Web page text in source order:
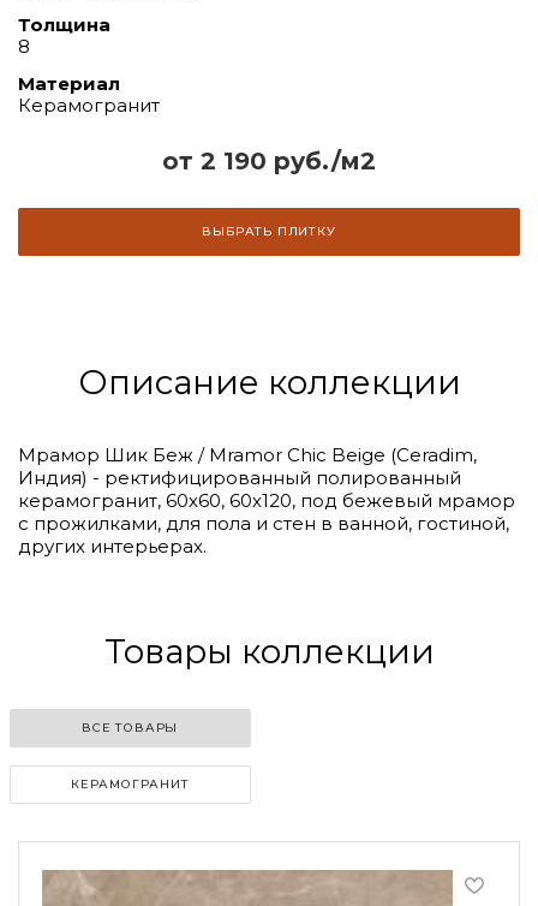
от 2 190 руб./м2
ВЫБРАТЬ ПЛИТКУ
Толщина
8
Материал
Керамогранит
Описание коллекции
Мрамор Шик Беж / Mramor Chic Beige (Ceradim,
Индия) - ректифицированный полированный
керамогранит, 60х60, 60х120, под бежевый мрамор
с прожилками, для пола и стен в ванной, гостиной,
других интерьерах.
Товары коллекции
ВСЕ ТОВАРЫ
КЕРАМОГРАНИТ